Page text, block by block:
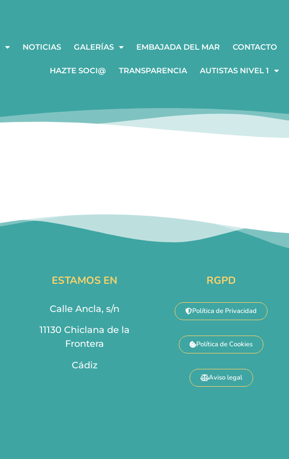
NOTICIAS GALERÍAS EMBAJADA DEL MAR CONTACTO
HAZTE SOCI@ TRANSPARENCIA AUTISTAS NIVEL 1
ESTAMOS EN
Calle Ancla, s/n
11130 Chiclana de la
Frontera
Cádiz
RGPD
Política de Privacidad
Política de Cookies
Aviso legal